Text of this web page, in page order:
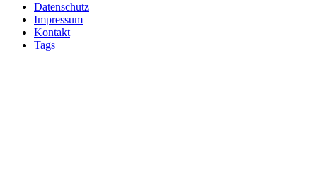
Datenschutz
Impressum
Kontakt
Tags